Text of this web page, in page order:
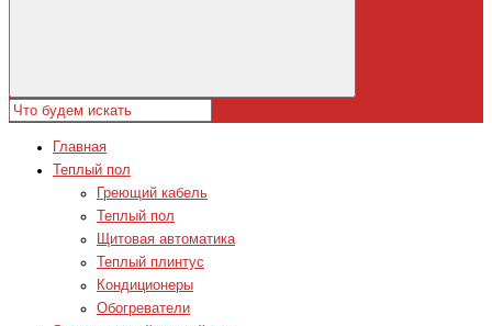
Главная
Теплый пол
Греющий кабель
Теплый пол
Щитовая автоматика
Теплый плинтус
Кондиционеры
Обогреватели